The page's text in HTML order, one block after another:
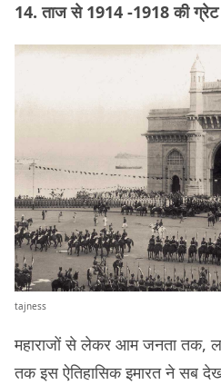
14. ताज से 1914 -1918 की ग्रेट
tajness
महाराजों से लेकर आम जनता तक,
तक इस ऐतिहासिक इमारत ने सब